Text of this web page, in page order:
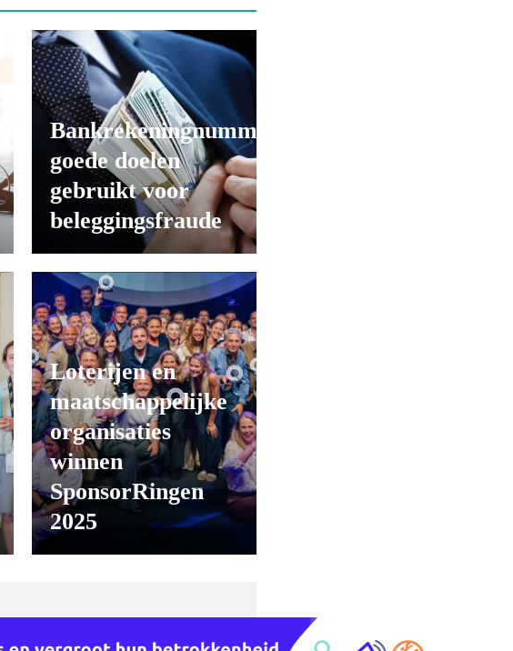
Bankrekeningnummers
goede doelen
gebruikt voor
beleggingsfraude
Loterijen en
maatschappelijke
organisaties
winnen
SponsorRingen
2025